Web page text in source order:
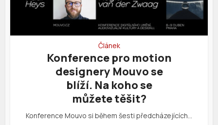
Článek
Konference pro motion
designery Mouvo se
blíží. Na koho se
můžete těšit?
Konference Mouvo si během šesti předcházejících…